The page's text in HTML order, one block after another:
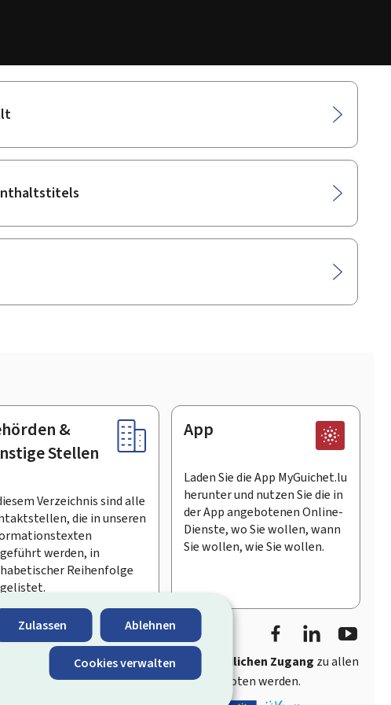
Zulassen Ablehnen
Cookies verwalten
&
Stellen
Verzeichnis sind alle
die in unseren
werden, in
Reihenfolge
App
Laden Sie die App MyGuichet.lu
herunter und nutzen Sie die in
der App angebotenen Online-
Dienste, wo Sie wollen, wann
Sie wollen, wie Sie wollen.
FacebookLinkedIn
schnellen und benutzerfreundlichen Zugang zu allen
öffentlichen Stellen Luxemburgs angeboten werden.